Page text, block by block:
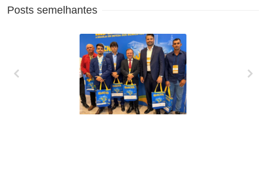
Posts semelhantes
XXVII MARCHA EM